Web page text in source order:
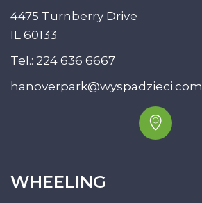
4475 Turnberry Drive
IL 60133
Tel.: 224 636 6667
hanoverpark@wyspadzieci.com
WHEELING